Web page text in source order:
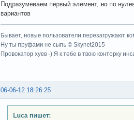
Подразумеваем первый элемент, но по
вариантов
Бывает, новые пользователи перезагружают
Ну ты пруфами не сыпь © Skynet2015
Провокатор хуев -) Я к тебе в твою конторку
06-06-12 18:26:25
Luca пишет: